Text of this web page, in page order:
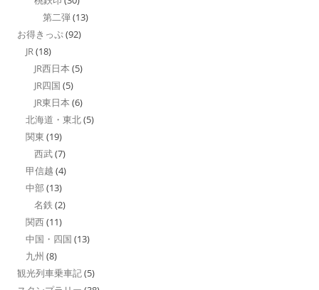
第二弾(13)
お得きっぷ(92)
JR(18)
JR西日本 (5)
JR四国 (5)
JR東日本 (6)
北海道・東北(5)
関東 (19)
西武(7)
甲信越 (4)
中部 (13)
名鉄 (2)
関西(11)
中国・四国 (13)
九州 (8)
観光列車乗車記(5)